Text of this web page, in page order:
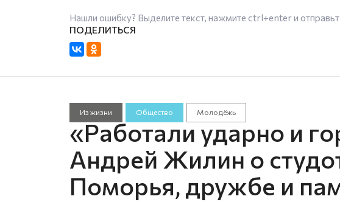
Нашли ошибку? Выделите текст, нажмите ctrl+enterи
Из жизни Общество Молодёжь
«Работали ударно и
Андрей Жилин о
Поморья, дружбе и